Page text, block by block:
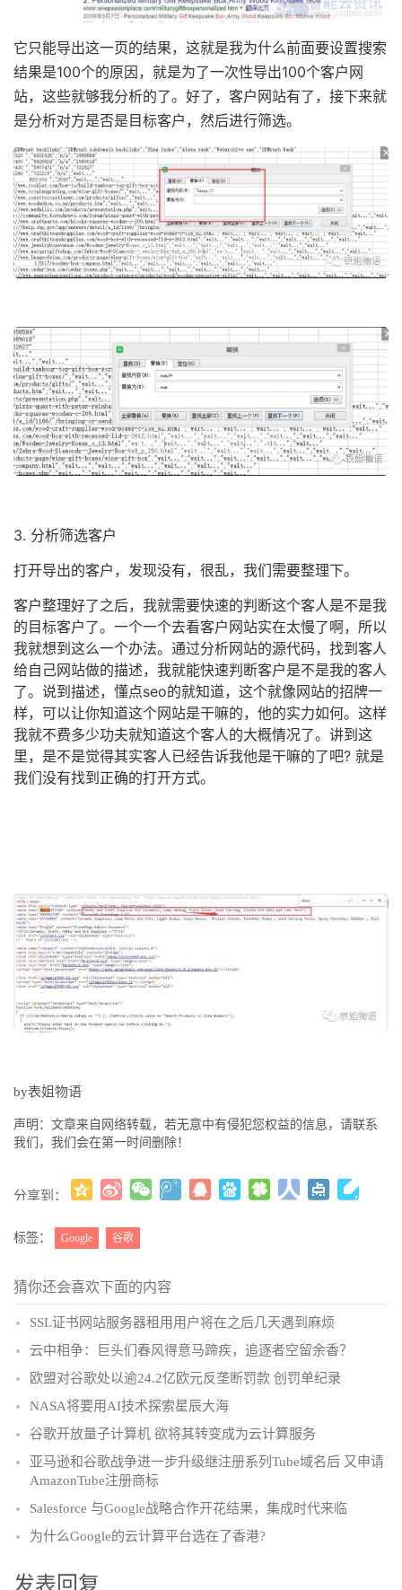
它只能导出这一页的结果，这就是我为什么前面要设置搜索
结果是100个的原因，就是为了一次性导出100个客户网
站，这些就够我分析的了。好了，客户网站有了，接下来就
是分析对方是否是目标客户，然后进行筛选。
3. 分析筛选客户
打开导出的客户，发现没有，很乱，我们需要整理下。
客户整理好了之后，我就需要快速的判断这个客人是不是我
的目标客户了。一个一个去看客户网站实在太慢了啊，所以
我就想到这么一个办法。通过分析网站的源代码，找到客人
给自己网站做的描述，我就能快速判断客户是不是我的客人
了。说到描述，懂点seo的就知道，这个就像网站的招牌一
样，可以让你知道这个网站是干嘛的，他的实力如何。这样
我就不费多少功夫就知道这个客人的大概情况了。讲到这
里，是不是觉得其实客人已经告诉我他是干嘛的了吧? 就是
我们没有找到正确的打开方式。
by表姐物语
声明：文章来自网络转载，若无意中有侵犯您权益的信息，请联系
我们，我们会在第一时间删除！
分享到：
标签： Google 谷歌
猜你还会喜欢下面的内容
SSL证书网站服务器租用用户将在之后几天遇到麻烦
云中相争：巨头们春风得意马蹄疾，追逐者空留余香？
欧盟对谷歌处以逾24.2亿欧元反垄断罚款 创罚单纪录
NASA将要用AI技术探索星辰大海
谷歌开放量子计算机 欲将其转变成为云计算服务
亚马逊和谷歌战争进一步升级继注册系列Tube域名后 又申请
AmazonTube注册商标
Salesforce 与Google战略合作开花结果，集成时代来临
为什么Google的云计算平台选在了香港?
发表回复